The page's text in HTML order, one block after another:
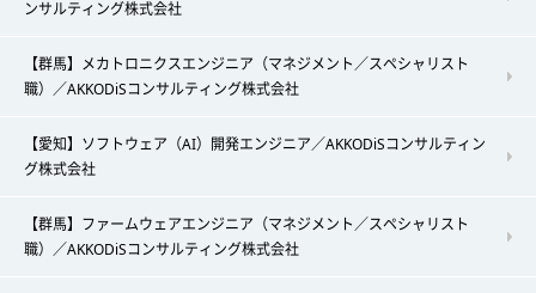
ンサルティング株式会社
【群馬】メカトロニクスエンジニア（マネジメント／スペシャリスト
職）／AKKODiSコンサルティング株式会社
【愛知】ソフトウェア（AI）開発エンジニア／AKKODiSコンサルティン
グ株式会社
【群馬】ファームウェアエンジニア（マネジメント／スペシャリスト
職）／AKKODiSコンサルティング株式会社